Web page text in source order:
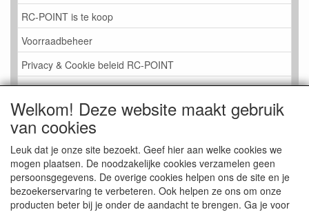
RC-POINT is te koop
Voorraadbeheer
Privacy & Cookie beleid RC-POINT
LINK PAGINA
Gastenboek RC-POINT
Kijkje in de Winkel
Welkom! Deze website maakt gebruik
van cookies
Leuk dat je onze site bezoekt. Geef hier aan welke cookies we
mogen plaatsen. De noodzakelijke cookies verzamelen geen
persoonsgegevens. De overige cookies helpen ons de site en je
bezoekerservaring te verbeteren. Ook helpen ze ons om onze
producten beter bij je onder de aandacht te brengen. Ga je voor